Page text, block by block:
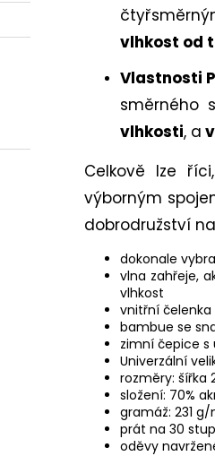
vlhkost od
Vlastnosti
směrného
vlhkosti, a
Celkově lze
výborným
dobrodružství
dokonale
vlna zahřeje,
vlhkost
vnitřní
bambue se
zimní čepice
Univerzální
rozměry: šířka
složení: 70%
gramáž: 231 g/
prát na 30
oděvy